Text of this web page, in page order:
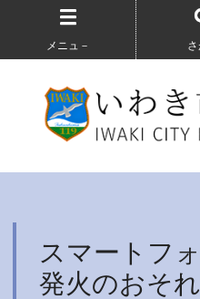
メニュ－
スマートフ
発火のおそれ